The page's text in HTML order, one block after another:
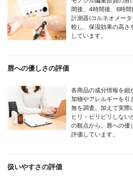
間後、4時間後、6時
計測器(コルネオメー
較し、保湿効果の高
しています。
唇への優しさの評価
各商品の成分情報を細
加物やアレルギーを引
無を調査。加えて実際
ヒリ・ピリピリしない
の観点から、唇への
評価しています。
扱いやすさの評価